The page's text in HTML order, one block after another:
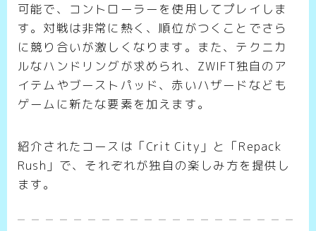
可能で、コントローラーを使用してプレイしま
す。対戦は非常に熱く、順位がつくことでさら
に競り合いが激しくなります。また、テクニカ
ルなハンドリングが求められ、ZWIFT独自のア
イテムやブーストパッド、赤いハザードなども
ゲームに新たな要素を加えます。
紹介されたコースは「Crit City」と「Repack
Rush」で、それぞれが独自の楽しみ方を提供し
ます。